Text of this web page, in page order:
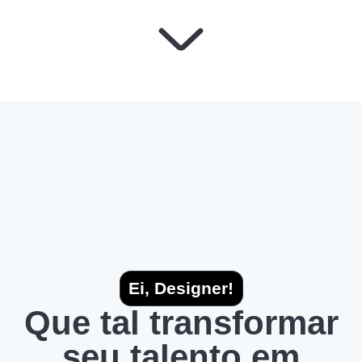
Ei, Designer!
Que tal transformar